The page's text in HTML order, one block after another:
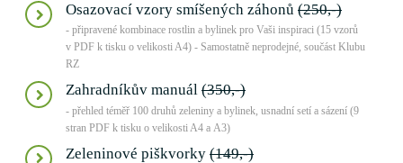
Osazovací vzory smíšených záhonů (250,-)
- připravené kombinace rostlin a bylinek pro Vaši inspiraci (15 vzorů
v PDF k tisku o velikosti A4) - Samostatně neprodejné, součást Klubu
RZ
Zahradníkův manuál (350,-)
- přehled téměř 100 druhů zeleniny a bylinek, usnadní setí a sázení (9
stran PDF k tisku o velikosti A4 a A3)
Zeleninové piškvorky (149,-)